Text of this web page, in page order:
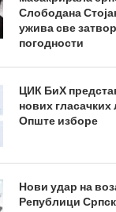
Слободана
ужива све
погодности
ЦИК БиХ
нових гласачких
Опште изборе
Нови удар на
Републици